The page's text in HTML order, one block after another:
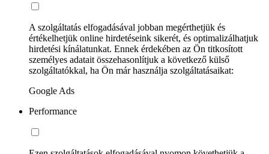
A szolgáltatás elfogadásával jobban megérthetjük és
értékelhetjük online hirdetéseink sikerét, és optimalizálhatjuk
hirdetési kínálatunkat. Ennek érdekében az Ön titkosított
személyes adatait összehasonlítjuk a következő külső
szolgáltatókkal, ha Ön már használja szolgáltatásaikat:
Google Ads
Performance